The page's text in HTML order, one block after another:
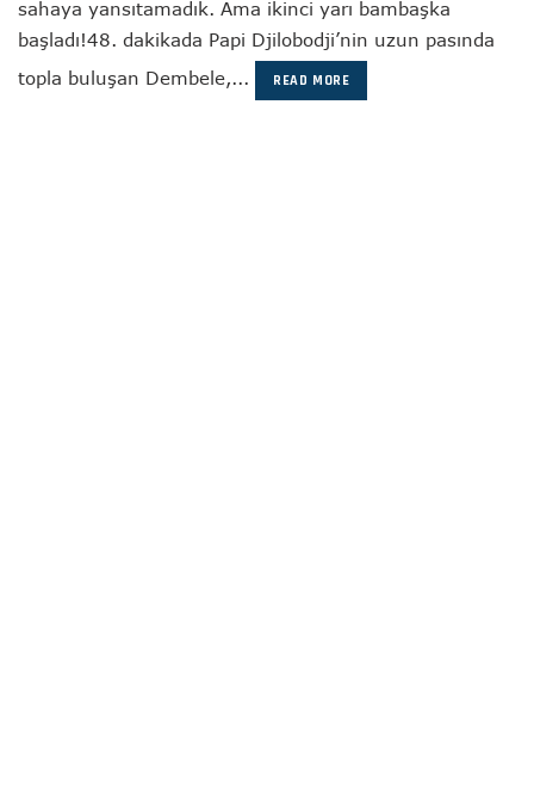
sahaya yansıtamadık. Ama ikinci yarı bambaşka
başladı!48. dakikada Papi Djilobodji’nin uzun pasında
topla buluşan Dembele,...
READ MORE